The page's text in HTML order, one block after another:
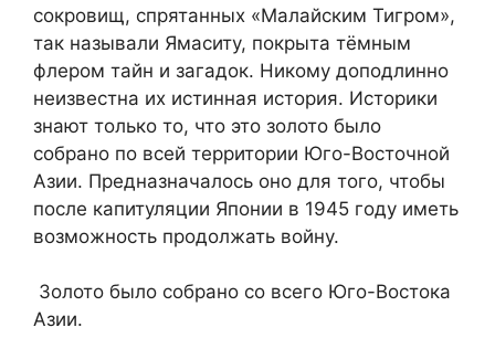
сокровищ, спрятанных «Малайским Тигром»,
так называли Ямаситу, покрыта тёмным
флером тайн и загадок. Никому доподлинно
неизвестна их истинная история. Историки
знают только то, что это золото было
собрано по всей территории Юго-Восточной
Азии. Предназначалось оно для того, чтобы
после капитуляции Японии в 1945 году иметь
возможность продолжать войну.
Золото было собрано со всего Юго-Востока
Азии.